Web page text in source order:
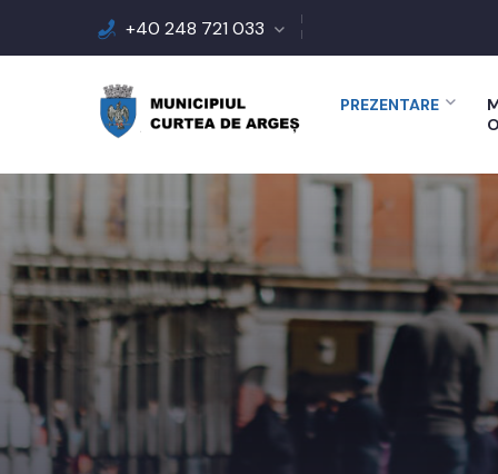
+40 248 721 033
PREZENTARE